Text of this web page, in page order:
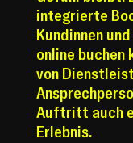
integrierte
Kundinnen
online buchen
von
Auftritt auch
Erlebnis.